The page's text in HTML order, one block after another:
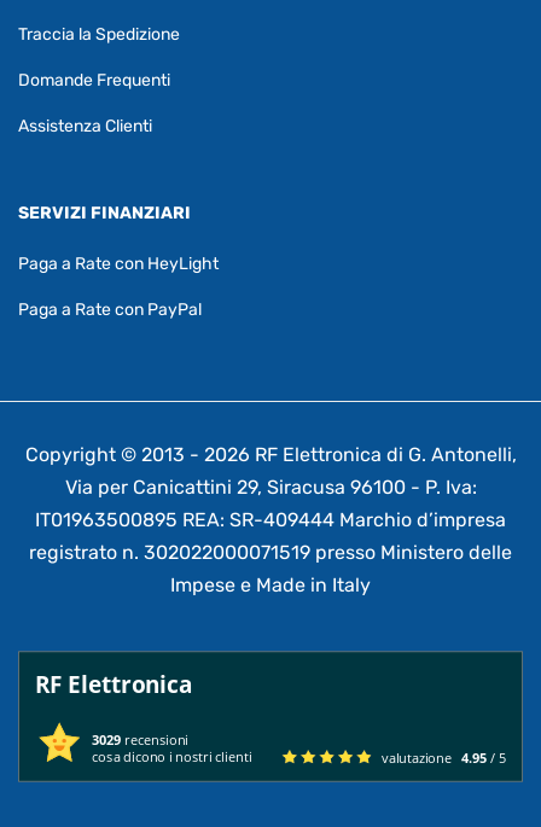
Traccia la Spedizione
Domande Frequenti
Assistenza Clienti
SERVIZI FINANZIARI
Paga a Rate con HeyLight
Paga a Rate con PayPal
Copyright © 2013 - 2026 RF Elettronica di G. Antonelli,
Via per Canicattini 29, Siracusa 96100 - P. Iva:
IT01963500895 REA: SR-409444 Marchio d’impresa
registrato n. 302022000071519 presso Ministero delle
Impese e Made in Italy
RF Elettronica
3029 recensioni
cosa dicono i nostri clienti
valutazione 4.95 / 5